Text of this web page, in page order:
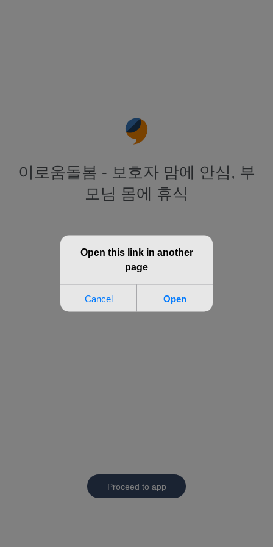
이로움돌봄 - 보호자 맘에 안심, 부
모님 몸에 휴식
Proceed to app